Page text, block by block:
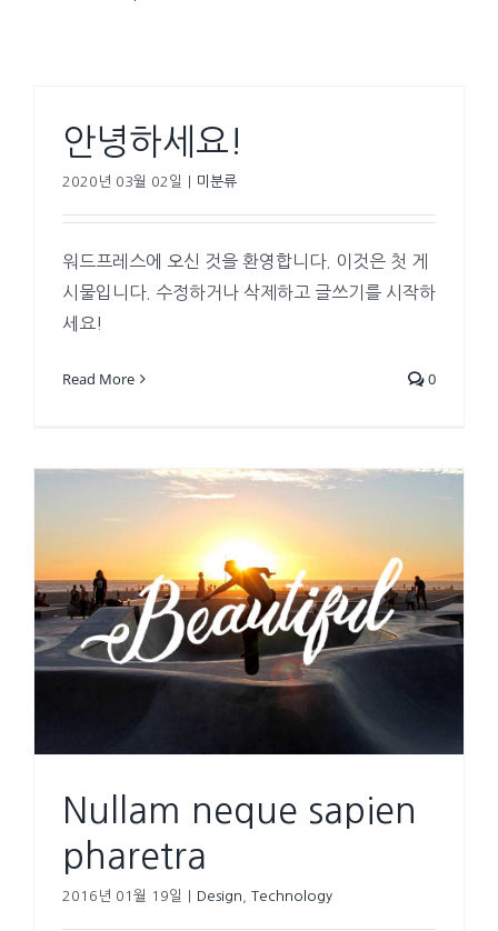
안녕하세요!
2020년 03월 02일 미분류
워드프레스에 오신 것을 환영합니다. 이것은 첫 게
시물입니다. 수정하거나 삭제하고 글쓰기를 시작하
세요!
Read More 0
Nullam neque sapien
pharetra
2016년 01월 19일 Design Technology